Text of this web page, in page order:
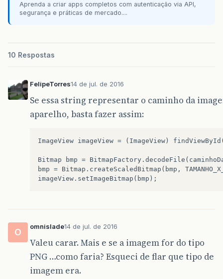
Aprenda a criar apps completos com autenticação via API,
segurança e práticas de mercado....
10 Respostas
FelipeTorres14 de jul. de 2016
Se essa string representar o caminho da
aparelho, basta fazer assim:
ImageView imageView = (ImageView)
Bitmap bmp =
bmp = Bitmap.createScaledBitmap(bmp,
O
omnislade14 de jul. de 2016
Valeu carar. Mais e se a imagem for do tipo
PNG …como faria? Esqueci de flar que tipo de
imagem era.